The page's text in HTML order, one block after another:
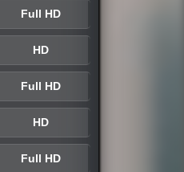
Full HD
HD
Full HD
HD
Full HD